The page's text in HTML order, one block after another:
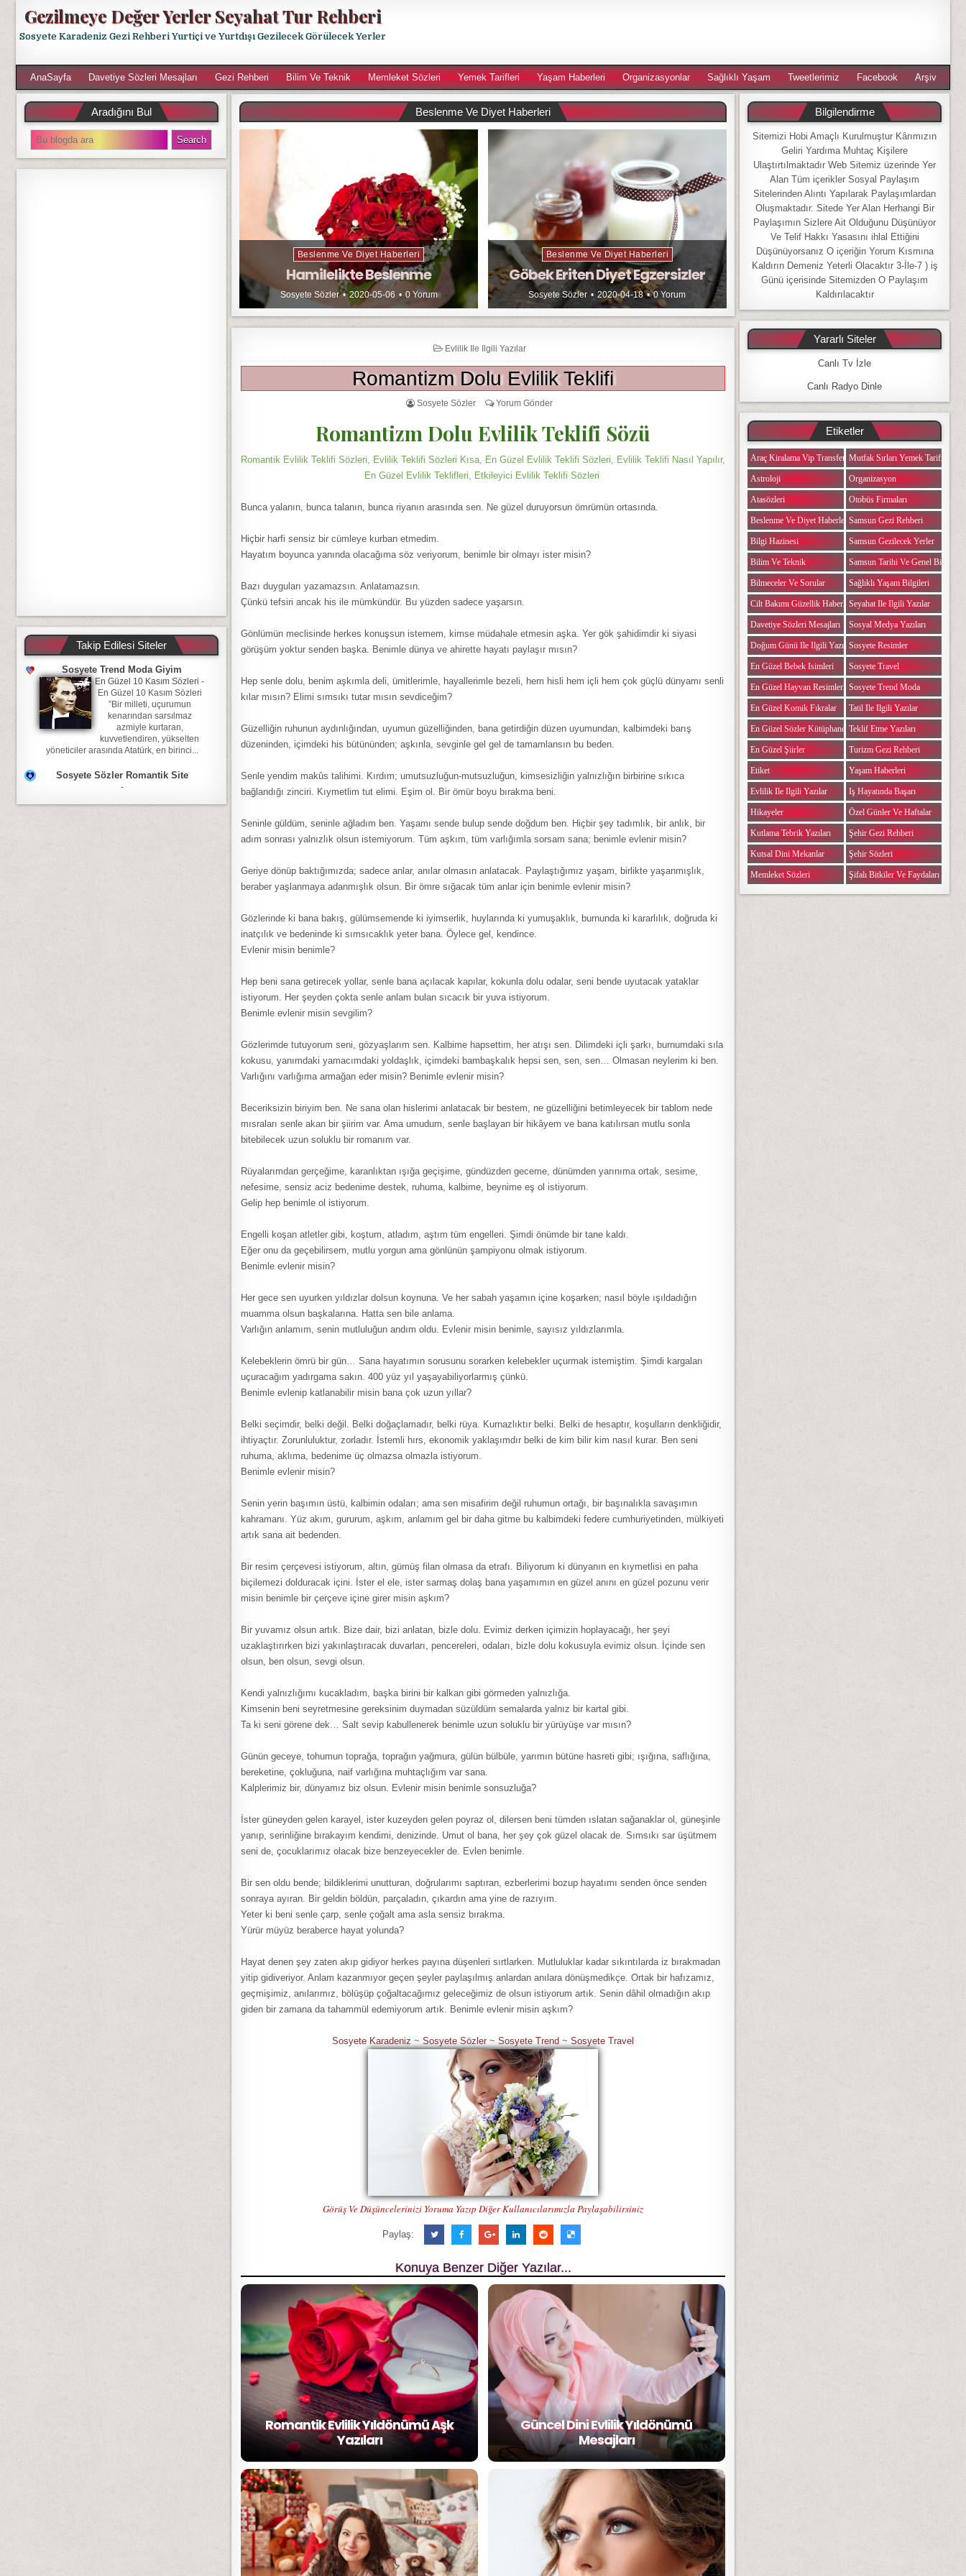
Gezilmeye Değer Yerler Seyahat Tur Rehberi
Sosyete Karadeniz Gezi Rehberi Yurtiçi ve Yurtdışı Gezilecek Görülecek Yerler
AnaSayfa Davetiye Sözleri Mesajları Gezi Rehberi Bilim Ve Teknik Memleket Sözleri Yemek Tarifleri Yaşam Haberleri Organizasyonlar Sağlıklı Yaşam Tweetlerimiz Facebook Arşiv
Beslenme Ve Diyet Haberleri
Beslenme Ve Diyet Haberleri
Hamilelikte Beslenme
Sosyete Sözler 2020-05-06 0 Yorum
Beslenme Ve Diyet Haberleri
Göbek Eriten Diyet Egzersizler
Sosyete Sözler 2020-04-18 0 Yorum
Evlilik Ile Ilgili Yazılar
Romantizm Dolu Evlilik Teklifi
Sosyete Sözler Yorum Gönder
Romantizm Dolu Evlilik Teklifi Sözü
Romantik Evlilik Teklifi Sözleri, Evlilik Teklifi Sözleri Kısa, En Güzel Evlilik Teklifi Sözleri, Evlilik Teklifi Nasıl Yapılır,
En Güzel Evlilik Teklifleri, Etkileyici Evlilik Teklifi Sözleri
Bunca yalanın, bunca talanın, bunca riyanın arasında sen. Ne güzel duruyorsun ömrümün ortasında.
Hiçbir harfi sensiz bir cümleye kurban etmedim.
Hayatım boyunca yanında olacağıma söz veriyorum, benimle bir olmayı ister misin?
Bazı duyguları yazamazsın. Anlatamazsın.
Çünkü tefsiri ancak his ile mümkündür. Bu yüzden sadece yaşarsın.
Gönlümün meclisinde herkes konuşsun istemem, kimse müdahale etmesin aşka. Yer gök şahidimdir ki siyasi
görüşüm yoktur senden başka. Benimle dünya ve ahirette hayatı paylaşır mısın?
Hep senle dolu, benim aşkımla deli, ümitlerimle, hayallerimle bezeli, hem hisli hem içli hem çok güçlü dünyamı senli
kılar mısın? Elimi sımsıkı tutar mısın sevdiceğim?
Güzelliğin ruhunun aydınlığından, uyumun güzelliğinden, bana getirdiğin düzen uyumundan, kalbimdeki barış
düzeninden, içimdeki his bütününden; aşkınla, sevginle gel gel de tamamlansın bu beden.
Senle yendim makûs talihimi. Kırdım; umutsuzluğun-mutsuzluğun, kimsesizliğin yalnızlığın birbirine sıkıca
bağlandığı zinciri. Kıymetlim tut elimi. Eşim ol. Bir ömür boyu bırakma beni.
Seninle güldüm, seninle ağladım ben. Yaşamı sende bulup sende doğdum ben. Hiçbir şey tadımlık, bir anlık, bir
adım sonrası yalnızlık olsun istemiyorum. Tüm aşkım, tüm varlığımla sorsam sana; benimle evlenir misin?
Geriye dönüp baktığımızda; sadece anlar, anılar olmasın anlatacak. Paylaştığımız yaşam, birlikte yaşanmışlık,
beraber yaşlanmaya adanmışlık olsun. Bir ömre sığacak tüm anlar için benimle evlenir misin?
Gözlerinde ki bana bakış, gülümsemende ki iyimserlik, huylarında ki yumuşaklık, burnunda ki kararlılık, doğruda ki
inatçılık ve bedeninde ki sımsıcaklık yeter bana. Öylece gel, kendince.
Evlenir misin benimle?
Hep beni sana getirecek yollar, senle bana açılacak kapılar, kokunla dolu odalar, seni bende uyutacak yataklar
istiyorum. Her şeyden çokta senle anlam bulan sıcacık bir yuva istiyorum.
Benimle evlenir misin sevgilim?
Gözlerimde tutuyorum seni, gözyaşlarım sen. Kalbime hapsettim, her atışı sen. Dilimdeki içli şarkı, burnumdaki sıla
kokusu, yanımdaki yamacımdaki yoldaşlık, içimdeki bambaşkalık hepsi sen, sen, sen… Olmasan neylerim ki ben.
Varlığını varlığıma armağan eder misin? Benimle evlenir misin?
Beceriksizin biriyim ben. Ne sana olan hislerimi anlatacak bir bestem, ne güzelliğini betimleyecek bir tablom nede
mısraları senle akan bir şiirim var. Ama umudum, senle başlayan bir hikâyem ve bana katılırsan mutlu sonla
bitebilecek uzun soluklu bir romanım var.
Rüyalarımdan gerçeğime, karanlıktan ışığa geçişime, gündüzden geceme, dünümden yarınıma ortak, sesime,
nefesime, sensiz aciz bedenime destek, ruhuma, kalbime, beynime eş ol istiyorum.
Gelip hep benimle ol istiyorum.
Engelli koşan atletler gibi, koştum, atladım, aştım tüm engelleri. Şimdi önümde bir tane kaldı.
Eğer onu da geçebilirsem, mutlu yorgun ama gönlünün şampiyonu olmak istiyorum.
Benimle evlenir misin?
Her gece sen uyurken yıldızlar dolsun koynuna. Ve her sabah yaşamın içine koşarken; nasıl böyle ışıldadığın
muamma olsun başkalarına. Hatta sen bile anlama.
Varlığın anlamım, senin mutluluğun andım oldu. Evlenir misin benimle, sayısız yıldızlarımla.
Kelebeklerin ömrü bir gün… Sana hayatımın sorusunu sorarken kelebekler uçurmak istemiştim. Şimdi kargaları
uçuracağım yadırgama sakın. 400 yüz yıl yaşayabiliyorlarmış çünkü.
Benimle evlenip katlanabilir misin bana çok uzun yıllar?
Belki seçimdir, belki değil. Belki doğaçlamadır, belki rüya. Kurnazlıktır belki. Belki de hesaptır, koşulların denkliğidir,
ihtiyaçtır. Zorunluluktur, zorladır. İstemli hırs, ekonomik yaklaşımdır belki de kim bilir kim nasıl kurar. Ben seni
ruhuma, aklıma, bedenime üç olmazsa olmazla istiyorum.
Benimle evlenir misin?
Senin yerin başımın üstü, kalbimin odaları; ama sen misafirim değil ruhumun ortağı, bir başınalıkla savaşımın
kahramanı. Yüz akım, gururum, aşkım, anlamım gel bir daha gitme bu kalbimdeki federe cumhuriyetinden, mülkiyeti
artık sana ait bedenden.
Bir resim çerçevesi istiyorum, altın, gümüş filan olmasa da etrafı. Biliyorum ki dünyanın en kıymetlisi en paha
biçilemezi dolduracak içini. İster el ele, ister sarmaş dolaş bana yaşamımın en güzel anını en güzel pozunu verir
misin benimle bir çerçeve içine girer misin aşkım?
Bir yuvamız olsun artık. Bize dair, bizi anlatan, bizle dolu. Evimiz derken içimizin hoplayacağı, her şeyi
uzaklaştırırken bizi yakınlaştıracak duvarları, pencereleri, odaları, bizle dolu kokusuyla evimiz olsun. İçinde sen
olsun, ben olsun, sevgi olsun.
Kendi yalnızlığımı kucakladım, başka birini bir kalkan gibi görmeden yalnızlığa.
Kimsenin beni seyretmesine gereksinim duymadan süzüldüm semalarda yalnız bir kartal gibi.
Ta ki seni görene dek… Salt sevip kabullenerek benimle uzun soluklu bir yürüyüşe var mısın?
Günün geceye, tohumun toprağa, toprağın yağmura, gülün bülbüle, yarımın bütüne hasreti gibi; ışığına, saflığına,
bereketine, çokluğuna, naif varlığına muhtaçlığım var sana.
Kalplerimiz bir, dünyamız biz olsun. Evlenir misin benimle sonsuzluğa?
İster güneyden gelen karayel, ister kuzeyden gelen poyraz ol, dilersen beni tümden ıslatan sağanaklar ol, güneşinle
yanıp, serinliğine bırakayım kendimi, denizinde. Umut ol bana, her şey çok güzel olacak de. Sımsıkı sar üşütmem
seni de, çocuklarımız olacak bize benzeyecekler de. Evlen benimle.
Bir sen oldu bende; bildiklerimi unutturan, doğrularımı saptıran, ezberlerimi bozup hayatımı senden önce senden
sonraya ayıran. Bir geldin böldün, parçaladın, çıkardın ama yine de razıyım.
Yeter ki beni senle çarp, senle çoğalt ama asla sensiz bırakma.
Yürür müyüz beraberce hayat yolunda?
Hayat denen şey zaten akıp gidiyor herkes payına düşenleri sırtlarken. Mutluluklar kadar sıkıntılarda iz bırakmadan
yitip gidiveriyor. Anlam kazanmıyor geçen şeyler paylaşılmış anlardan anılara dönüşmedikçe. Ortak bir hafızamız,
geçmişimiz, anılarımız, bölüşüp çoğaltacağımız geleceğimiz de olsun istiyorum artık. Senin dâhil olmadığın akıp
giden bir zamana da tahammül edemiyorum artık. Benimle evlenir misin aşkım?
Sosyete Karadeniz ~ Sosyete Sözler ~ Sosyete Trend ~ Sosyete Travel
Görüş Ve Düşüncelerinizi Yoruma Yazıp Diğer Kullanıcılarımızla Paylaşabilirsiniz
Paylaş:
Konuya Benzer Diğer Yazılar...
Romantik Evlilik Yıldönümü Aşk
Yazıları
Güncel Dini Evlilik Yıldönümü
Mesajları
Aradığını Bul
S
e
Takip Edilesi Siteler
Sosyete Trend Moda Giyim
En Güzel 10 Kasım Sözleri -
En Güzel 10 Kasım Sözleri
”Bir milleti, uçurumun
kenarından sarsılmaz
azmiyle kurtaran,
kuvvetlendiren, yükselten
yöneticiler arasında Atatürk, en birinci...
Sosyete Sözler Romantik Site
-
Bilgilendirme
Sitemizi Hobi Amaçlı Kurulmuştur Kârımızın
Geliri Yardıma Muhtaç Kişilere
Ulaştırtılmaktadır Web Sitemiz üzerinde Yer
Alan Tüm içerikler Sosyal Paylaşım
Sitelerinden Alıntı Yapılarak Paylaşımlardan
Oluşmaktadır. Sitede Yer Alan Herhangi Bir
Paylaşımın Sizlere Ait Olduğunu Düşünüyor
Ve Telif Hakkı Yasasını ihlal Ettiğini
Düşünüyorsanız O içeriğin Yorum Kısmına
Kaldırın Demeniz Yeterli Olacaktır 3-İle-7 ) iş
Günü içerisinde Sitemizden O Paylaşım
Kaldırılacaktır
Yararlı Siteler
Canlı Tv İzle
Canlı Radyo Dinle
Etiketler
Araç Kiralama Vip Transfer
Astroloji
Atasözleri
Beslenme Ve Diyet Haberleri
Bilgi Hazinesi
Bilim Ve Teknik
Bilmeceler Ve Sorular
Cilt Bakımı Güzellik Haberleri
Davetiye Sözleri Mesajları
Doğum Günü Ile Ilgili Yazılar
En Güzel Bebek Isimleri
En Güzel Hayvan Resimleri
En Güzel Komik Fıkralar
En Güzel Sözler Kütüphanesi
En Güzel Şiirler
Etiket
Evlilik Ile Ilgili Yazılar
Hikayeler
Kutlama Tebrik Yazıları
Kutsal Dini Mekanlar
Memleket Sözleri
Mutfak Sırları Yemek Tarifi
Organizasyon
Otobüs Firmaları
Samsun Gezi Rehberi
Samsun Gezilecek Yerler
Samsun Tarihi Ve Genel Bilgiler
Sağlıklı Yaşam Bilgileri
Seyahat Ile Ilgili Yazılar
Sosyal Medya Yazıları
Sosyete Resimler
Sosyete Travel
Sosyete Trend Moda
Tatil Ile Ilgili Yazılar
Teklif Etme Yazıları
Turizm Gezi Rehberi
Yaşam Haberleri
Iş Hayatında Başarı
Özel Günler Ve Haftalar
Şehir Gezi Rehberi
Şehir Sözleri
Şifalı Bitkiler Ve Faydaları